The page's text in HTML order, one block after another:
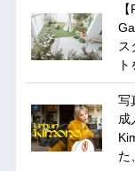
ス
ト
写
成
た